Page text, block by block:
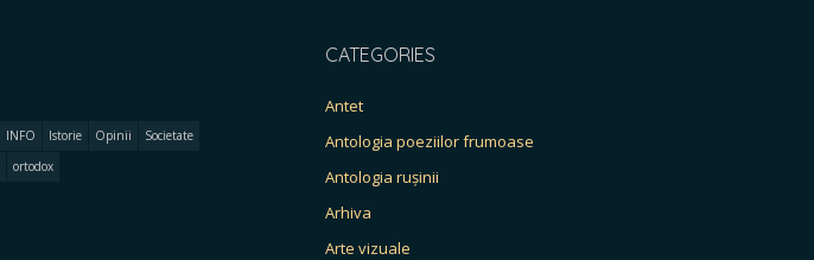
INFO Istorie Opinii
Societate
ortodox
CATEGORIES
Antet
Antologia poeziilor frumoase
Antologia rușinii
Arhiva
Arte vizuale